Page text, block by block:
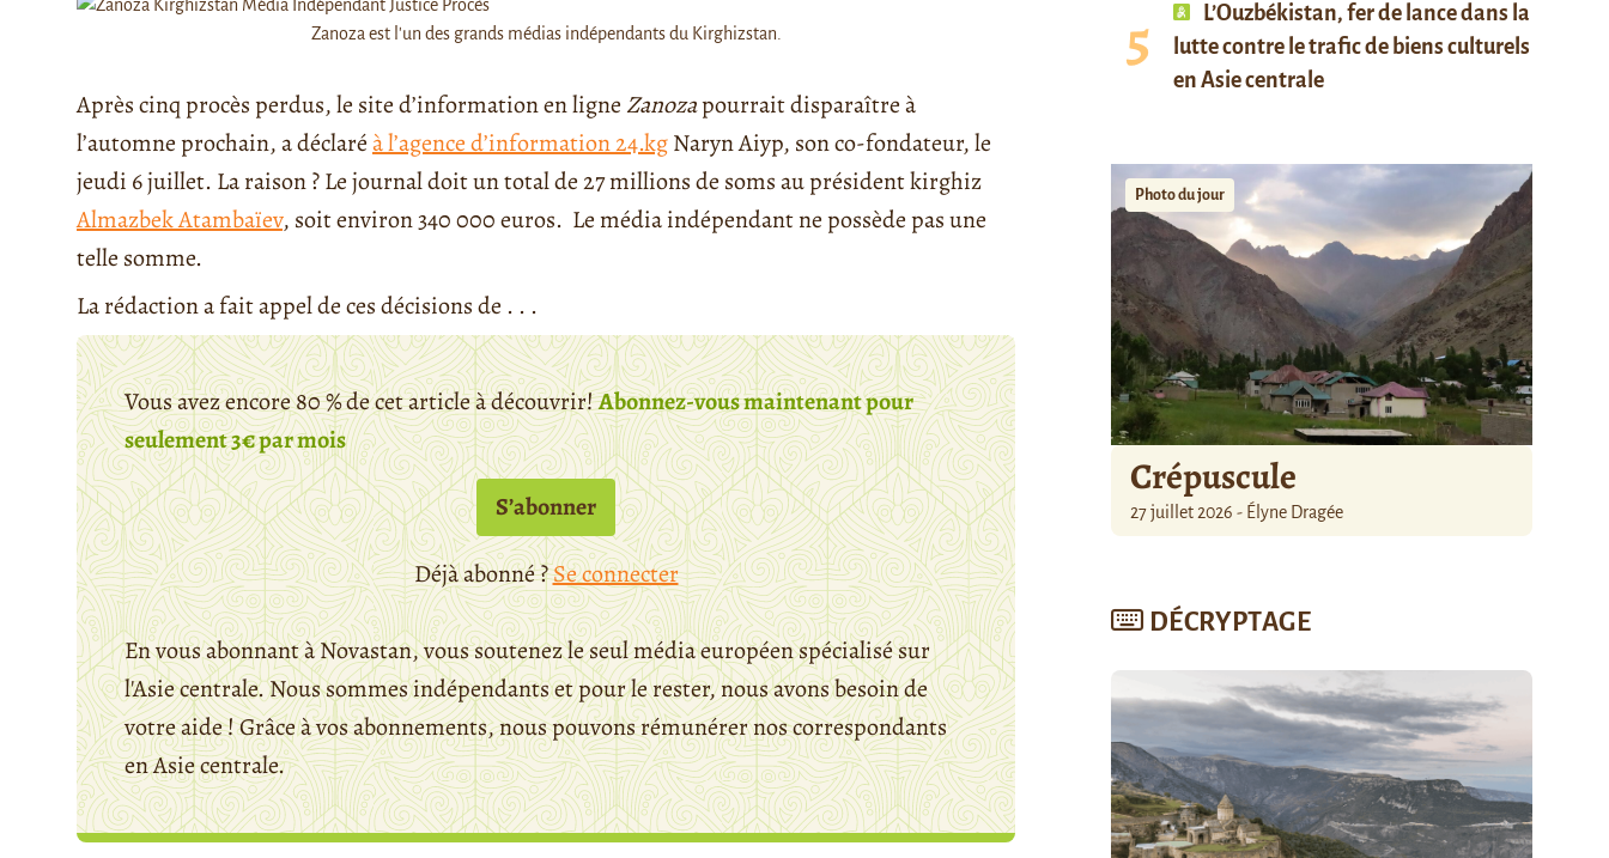
Zanoza est l'un des grands médias indépendants du Kirghizstan.
Après cinq procès perdus, le site d’information en ligne Zanozapourrait disparaître à
l’automne prochain, a déclaréà l’agence d’information 24.kgNaryn Aiyp, son co-fondateur, le
jeudi 6 juillet. La raison ? Le journal doit un total de 27 millions de soms au président kirghiz
Almazbek Atambaïev, soit environ 340 000 euros. Le média indépendant ne possède pas une
telle somme.
La rédaction a fait appel de ces décisions de . . .
Vous avez encore 80 % de cet article à découvrir!Abonnez-vous maintenant pour
seulement 3€ par mois
S’abonner
Déjà abonné ?Se connecter
En vous abonnant à Novastan, vous soutenez le seul média européen spécialisé sur
l'Asie centrale. Nous sommes indépendants et pour le rester, nous avons besoin de
votre aide ! Grâce à vos abonnements, nous pouvons rémunérer nos correspondants
en Asie centrale.
L’Ouzbékistan, fer de lance dans la
lutte contre le trafic de biens culturels
en Asie centrale
Photo du jour
Crépuscule
27 juillet 2026 - Élyne Dragée
DÉCRYPTAGE